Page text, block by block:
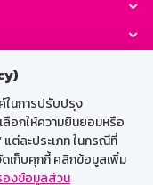
ในการปรับปรุง
อกให้ความยินยอมหรือ
ต่ละประเภท ในกรณีที่
ดเก็บคุกกี้ คลิกข้อมูลเพิ่ม
องข้อมูลส่วน